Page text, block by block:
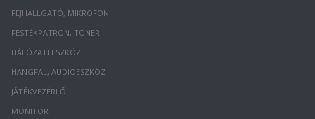
FEJHALLGATÓ, MIKROFON
FESTÉKPATRON, TONER
HÁLÓZATI ESZKÖZ
HANGFAL, AUDIOESZKÖZ
JÁTÉKVEZÉRLŐ
MONITOR